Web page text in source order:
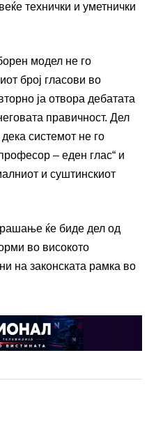
технички и уметнички
модел не го
број гласови во
ја отвора дебатата
правичност. Дел
системот не го
– еден глас“ и
и суштинскиот
ќе биде дел од
во високото
на законската рамка во